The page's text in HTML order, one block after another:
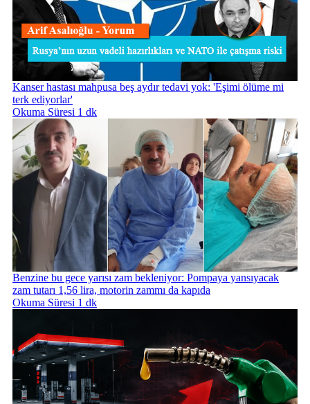
Kanser hastası mahpusa beş aydır tedavi yok: 'Eşimi ölüme mi
terk ediyorlar'
Okuma Süresi 1 dk
Benzine bu gece yarısı zam bekleniyor: Pompaya yansıyacak
zam tutarı 1,56 lira, motorin zammı da kapıda
Okuma Süresi 1 dk